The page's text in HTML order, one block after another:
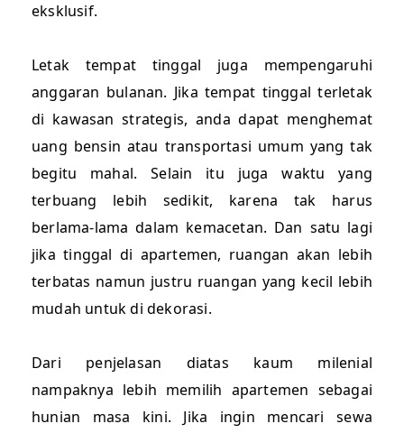
eksklusif.
Letak tempat tinggal juga mempengaruhi
anggaran bulanan. Jika tempat tinggal terletak
di kawasan strategis, anda dapat menghemat
uang bensin atau transportasi umum yang tak
begitu mahal. Selain itu juga waktu yang
terbuang lebih sedikit, karena tak harus
berlama-lama dalam kemacetan. Dan satu lagi
jika tinggal di apartemen, ruangan akan lebih
terbatas namun justru ruangan yang kecil lebih
mudah untuk di dekorasi.
Dari penjelasan diatas kaum milenial
nampaknya lebih memilih apartemen sebagai
hunian masa kini. Jika ingin mencari sewa